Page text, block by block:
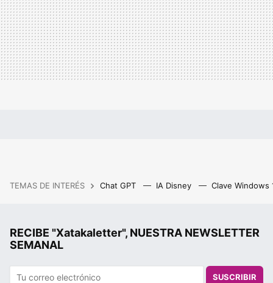
TEMAS DE INTERÉS Chat GPT IA Disney Clave Windows
RECIBE "Xatakaletter", NUESTRA NEWSLETTER
SEMANAL
SUSCRIBIR